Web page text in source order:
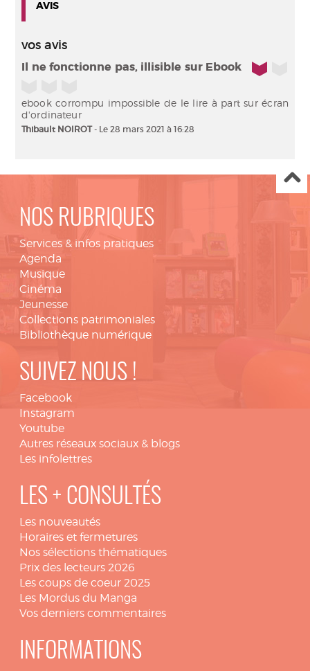
AVIS
vos avis
Il ne fonctionne pas, illisible sur Ebook 1/5
ebook corrompu impossible de le lire à part sur écran
d'ordinateur
Thibault NOIROT- Le 28 mars 2021 à 16:28
NOS RUBRIQUES
Services & infos pratiques
Agenda
Musique
Cinéma
Jeunesse
Collections patrimoniales
Bibliothèque numérique
SUIVEZ NOUS !
Facebook
Instagram
Youtube
Autres réseaux sociaux & blogs
Les infolettres
LES + CONSULTÉS
Les nouveautés
Horaires et fermetures
Nos sélections thématiques
Prix des lecteurs 2026
Les coups de coeur 2025
Les Mordus du Manga
Vos derniers commentaires
INFORMATIONS